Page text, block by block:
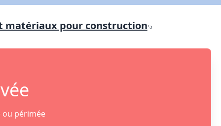
matériaux pour construction
ou périmée